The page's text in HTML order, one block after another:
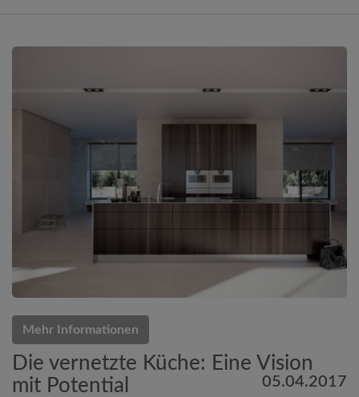
Mehr Informationen
Die vernetzte Küche: Eine Vision
mit Potential
05.04.2017